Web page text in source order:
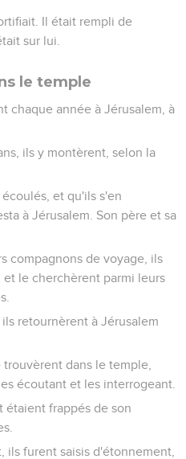
Il était rempli de
sur lui.
le temple
chaque année à Jérusalem, à
ils y montèrent, selon la
et qu'ils s'en
à Jérusalem. Son père et sa
compagnons de voyage, ils
le cherchèrent parmi leurs
retournèrent à Jérusalem
dans le temple,
écoutant et les interrogeant.
étaient frappés de son
ils furent saisis d'étonnement,